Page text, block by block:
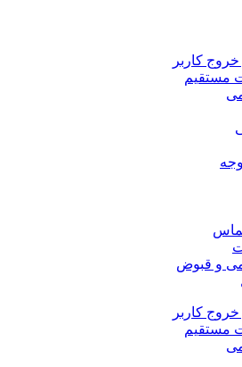
کاربر
مستقیم
و قبوض
کاربر
مستقیم